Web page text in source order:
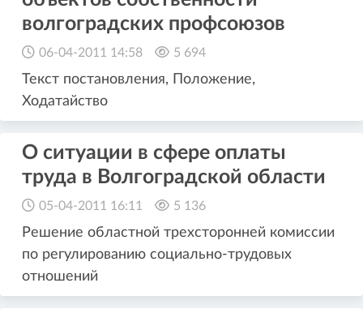
волгоградских профсоюзов
06-04-2011 14:58 5 694
Текст постановления, Положение,
Ходатайство
О ситуации в сфере оплаты
труда в Волгоградской области
05-04-2011 16:11 5 136
Решение областной трехсторонней комиссии
по регулированию социально-трудовых
отношений